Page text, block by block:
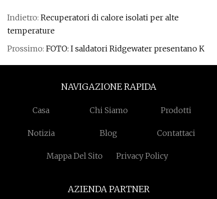
Indietro: Recuperatori di calore isolati per alte
temperature
Prossimo: FOTO: I saldatori Ridgewater presentano K
NAVIGAZIONE RAPIDA
Casa Chi Siamo Prodotti
Notizia Blog Contattaci
Mappa Del Sito Privacy Policy
AZIENDA PARTNER